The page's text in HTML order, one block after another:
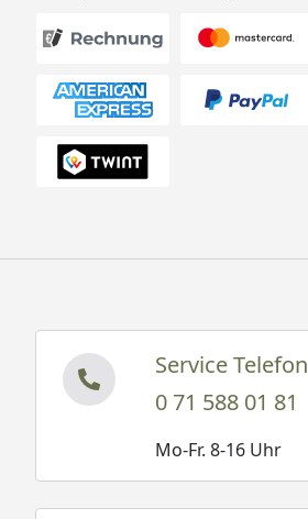
Service Telefon
0 71 588 01 81
Mo-Fr. 8-16 Uhr